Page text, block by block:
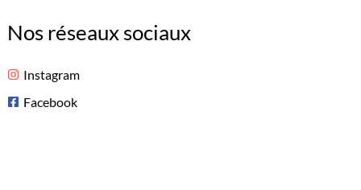
Nos réseaux sociaux
Instagram
Facebook